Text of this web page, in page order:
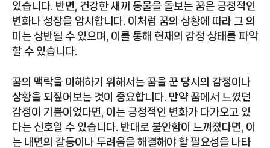
있습니다. 반면, 건강한 새끼 동물을 돌보는 꿈은 긍정적인
변화나 성장을 암시합니다. 이처럼 꿈의 상황에 따라 그 의
미는 상반될 수 있으며, 이를 통해 현재의 감정 상태를 파악
할 수 있습니다.
꿈의 맥락을 이해하기 위해서는 꿈을 꾼 당시의 감정이나
상황을 되짚어보는 것이 중요합니다. 만약 꿈에서 느꼈던
감정이 기쁨이었다면, 이는 긍정적인 변화가 다가오고 있
다는 신호일 수 있습니다. 반대로 불안함이 느껴졌다면, 이
는 내면의 갈등이나 두려움을 해결해야 할 필요성을 나타